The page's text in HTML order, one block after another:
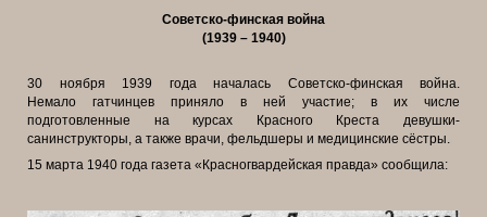
Советско-финская война
(1939 – 1940)
30 ноября 1939 года началась Советско-финская война.
Немало гатчинцев приняло в ней участие; в их числе
подготовленные на курсах
Красного Креста девушки-
санинструкторы, а также врачи, фельдшеры и медицинские сёстры.
15 марта 1940 года газета «Красногвардейская правда» сообщила: